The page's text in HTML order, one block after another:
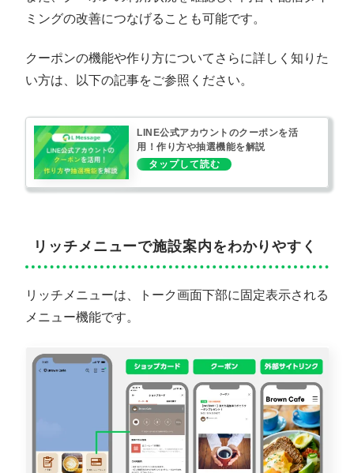
ミングの改善につなげることも可能です。
クーポンの機能や作り方についてさらに詳しく知りた
い方は、以下の記事をご参照ください。
LINE公式アカウントのクーポンを活
用！作り方や抽選機能を解説
リッチメニューで施設案内をわかりやすく
リッチメニューは、トーク画面下部に固定表示される
メニュー機能です。